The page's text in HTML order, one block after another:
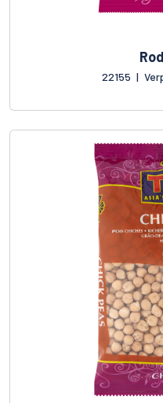
22155 |